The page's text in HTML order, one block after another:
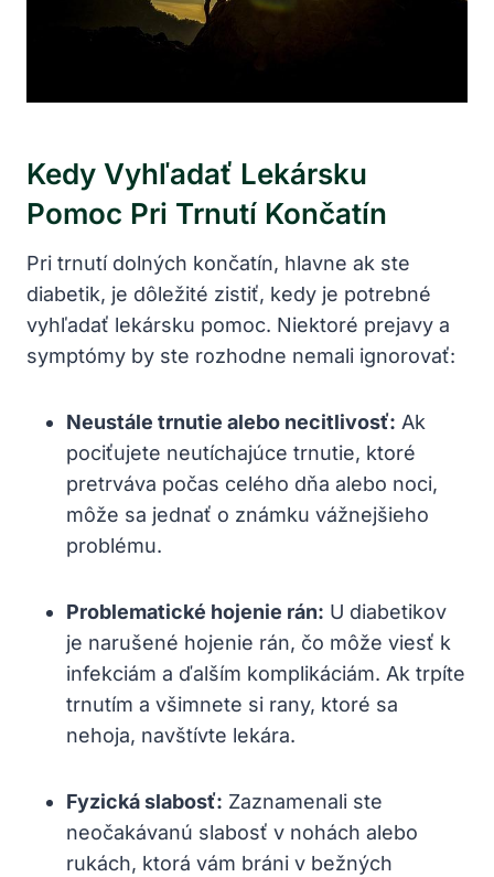
Kedy Vyhľadať Lekársku
Pomoc Pri Trnutí Končatín
Pri trnutí dolných končatín, hlavne ak ste
diabetik, je dôležité zistiť, kedy je potrebné
vyhľadať lekársku pomoc. Niektoré prejavy a
symptómy by ste rozhodne nemali ignorovať:
Neustále trnutie alebo necitlivosť: Ak
pociťujete neutíchajúce trnutie, ktoré
pretrváva počas celého dňa alebo noci,
môže sa jednať o známku vážnejšieho
problému.
Problematické hojenie rán: U diabetikov
je narušené hojenie rán, čo môže viesť k
infekciám a ďalším komplikáciám. Ak trpíte
trnutím a všimnete si rany, ktoré sa
nehoja, navštívte lekára.
Fyzická slabosť: Zaznamenali ste
neočakávanú slabosť v nohách alebo
rukách, ktorá vám bráni v bežných